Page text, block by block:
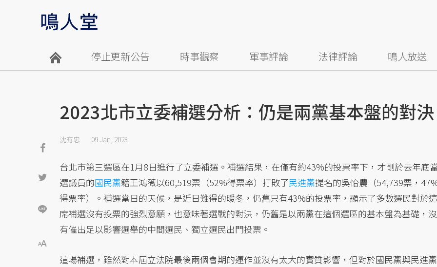
停止更新公告 時事觀察 軍事評論 法律評論 鳴人放送
2023北市立委補選分析：仍是兩黨基本盤的對決
沈有忠 09 Jan, 2023
台北市第三選區在1月8日進行了立委補選。補選結果，在僅有約43%的投票率下，才剛於去年底
選議員的國民黨籍王鴻薇以60,519票（52%得票率）打敗了民進黨提名的吳怡農（54,739票，
得票率）。補選當日的天候，是近日難得的暖冬，仍舊只有43%的投票率，顯示了多數選民對於這
席補選沒有投票的強烈意願，也意味著選戰的對決，仍舊是以兩黨在這個選區的基本盤為基礎，沒
有催出足以影響選舉的中間選民、獨立選民出門投票。
這場補選，雖然對本屆立法院最後兩個會期的運作並沒有太大的實質影響，但對於國民黨與民進黨